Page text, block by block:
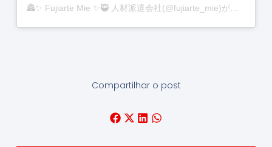
🏯✨ Fujiarte Mie ✨🥷 人材派遣会社(@fujiarte_mie)がシェアした投稿
Compartilhar o post